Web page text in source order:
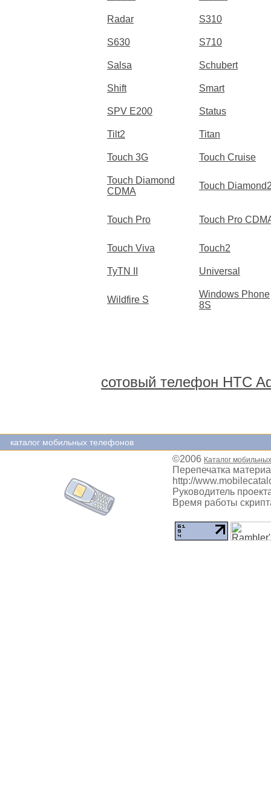
Radar S310
S630 S710
Salsa Schubert
Shift Smart
SPV E200 Status
Tilt2 Titan
Touch 3G Touch Cruise
Touch Diamond
CDMA
Touch
Touch Pro Touch Pro
Touch Viva Touch2
TyTN II Universal
Wildfire S
Windows Phone
8S
сотовый телефон HTC
каталог мобильных телефонов
©2006 Каталог
Перепечатка
http://
Руководитель
Время работы